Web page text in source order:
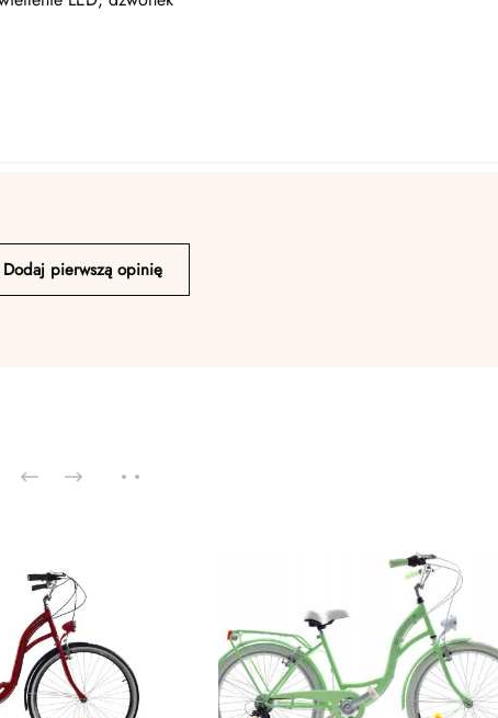
Dodaj pierwszą opinię